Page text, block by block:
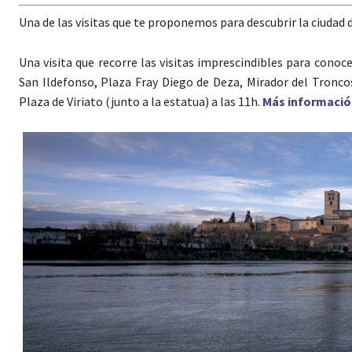
Una de las visitas que te proponemos para descubrir la ciudad
Una visita que recorre las visitas imprescindibles para
San Ildefonso, Plaza Fray Diego de Deza, Mirador del
Plaza de Viriato (junto a la estatua) a las 11h. Más